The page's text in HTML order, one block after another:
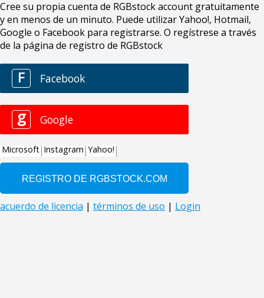
Cree su propia cuenta de RGBstock account gratuitamente
y en menos de un minuto. Puede utilizar Yahoo!, Hotmail,
Google o Facebook para registrarse. O regístrese a través
de la página de registro de RGBstock
F Facebook
g Google
Microsoft Instagram Yahoo!
acuerdo de licencia | términos de uso | Login